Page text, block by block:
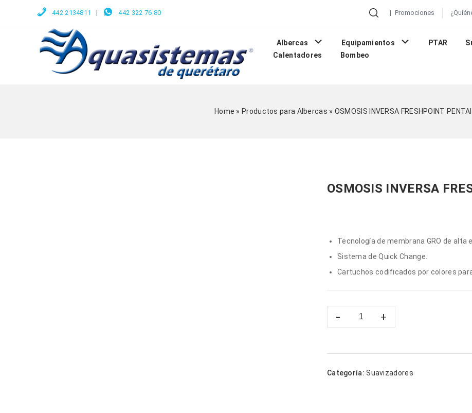
442 2134811 | 442 322 76 80 |Promociones
Albercas Equipamientos PTAR
Calentadores
Bombeo
Home » Productos para Albercas » OSMOSIS INVERSA FRESHPOINT
OSMOSIS INVERSA
Tecnología de membrana GRO de alta
Sistema de Quick Change.
Cartuchos codificados por colores
Categoría:Suavizadores